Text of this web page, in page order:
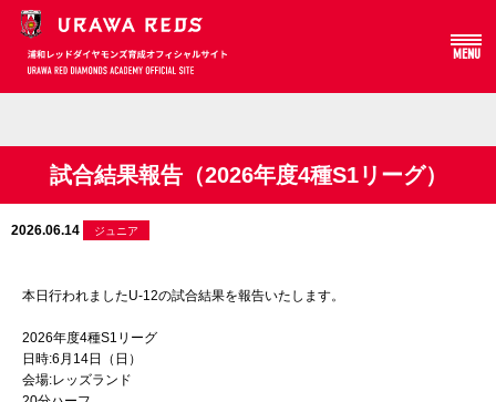
MENU
試合結果報告（2026年度4種S1リーグ）
2026.06.14 ジュニア
本日行われましたU-12の試合結果を報告いたします。
2026年度4種S1リーグ
日時:6月14日（日）
会場:レッズランド